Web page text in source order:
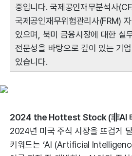
중입니다. 국제공인재무분석사
국제공인재무위험관리사(FRM)
있으며, 북미 금융시장에 대한 실
전문성을 바탕으로 깊이 있는 기
있습니다.
2024 the Hottest Stock (非AI
2024년 미국 주식 시장을 뜨겁게
키워드는 ‘AI (Artificial